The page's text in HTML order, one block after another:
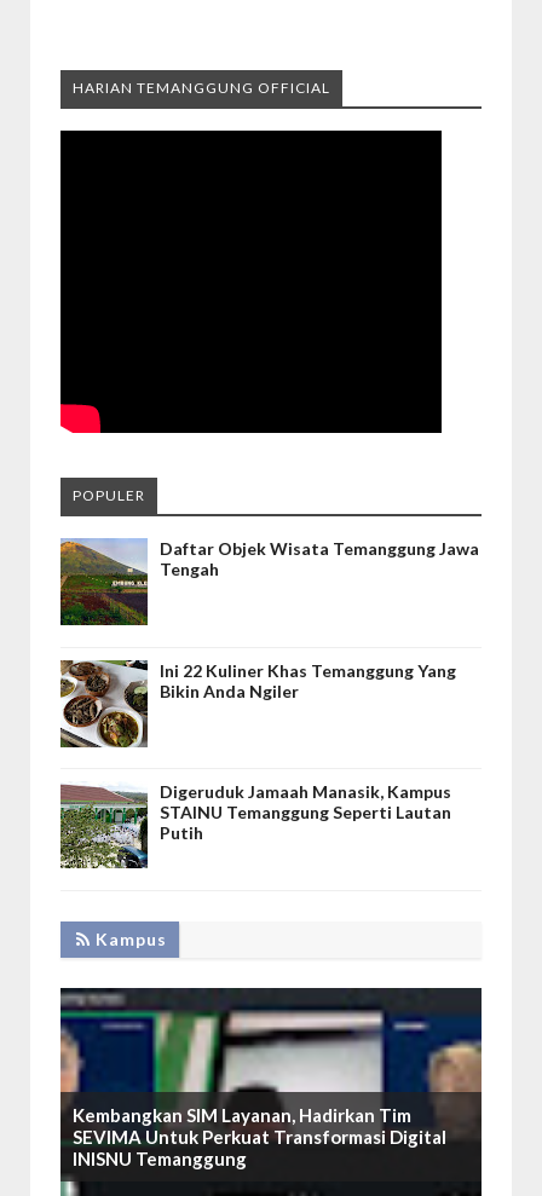
HARIAN TEMANGGUNG OFFICIAL
POPULER
Daftar Objek Wisata Temanggung Jawa
Tengah
Ini 22 Kuliner Khas Temanggung Yang
Bikin Anda Ngiler
Digeruduk Jamaah Manasik, Kampus
STAINU Temanggung Seperti Lautan
Putih
Kampus
Kembangkan SIM Layanan, Hadirkan Tim
SEVIMA Untuk Perkuat Transformasi Digital
INISNU Temanggung